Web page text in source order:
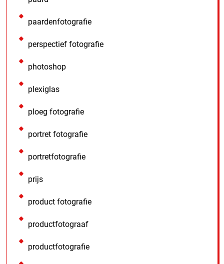
paardenfotografie
perspectief fotografie
photoshop
plexiglas
ploeg fotografie
portret fotografie
portretfotografie
prijs
product fotografie
productfotograaf
productfotografie